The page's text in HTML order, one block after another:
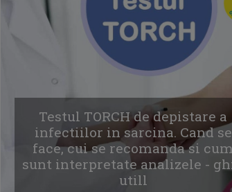
Testul TORCH de depistare a
infectiilor in sarcina. Cand se
face, cui se recomanda si cum
sunt interpretate analizele -
utill